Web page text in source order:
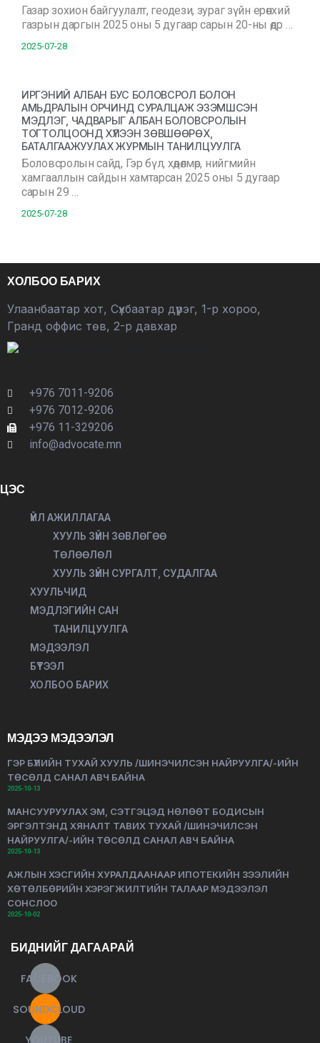
Газар зохион байгуулалт, геодези, зураг зүйн ерөнхий
газрын даргын 2025 оны 5 дугаар сарын 20-ны өдр …
2025-07-28
ИРГЭНИЙ АЛБАН БУС БОЛОВСРОЛ БОЛОН
АМЬДРАЛЫН ОРЧИНД СУРАЛЦАЖ ЭЗЭМШСЭН
МЭДЛЭГ, ЧАДВАРЫГ АЛБАН БОЛОВСРОЛЫН
ТОГТОЛЦООНД ХҮЛЭЭН ЗӨВШӨӨРӨХ,
БАТАЛГААЖУУЛАХ ЖУРМЫН ТАНИЛЦУУЛГА
Боловсролын сайд, Гэр бүл, хөдөлмөр, нийгмийн
хамгааллын сайдын хамтарсан 2025 оны 5 дугаар
сарын 29 …
2025-07-28
ХОЛБОО БАРИХ
Улаанбаатар хот, Сүхбаатар дүүрэг, 1-р хороо,
Гранд оффис төв, 2-р давхар
+976 7011-9206
+976 7012-9206
+976 11-329206
info@advocate.mn
ЦЭС
ҮЙЛ АЖИЛЛАГАА
ХУУЛЬ ЗҮЙН ЗӨВЛӨГӨӨ
ТӨЛӨӨЛӨЛ
ХУУЛЬ ЗҮЙН СУРГАЛТ, СУДАЛГАА
ХУУЛЬЧИД
МЭДЛЭГИЙН САН
ТАНИЛЦУУЛГА
МЭДЭЭЛЭЛ
БҮТЭЭЛ
ХОЛБОО БАРИХ
МЭДЭЭ МЭДЭЭЛЭЛ
ГЭР БҮЛИЙН ТУХАЙ ХУУЛЬ /ШИНЭЧИЛСЭН НАЙРУУЛГА/-ИЙН
ТӨСӨЛД САНАЛ АВЧ БАЙНА
2025-10-13
МАНСУУРУУЛАХ ЭМ, СЭТГЭЦЭД НӨЛӨӨТ БОДИСЫН
ЭРГЭЛТЭНД ХЯНАЛТ ТАВИХ ТУХАЙ /ШИНЭЧИЛСЭН
НАЙРУУЛГА/-ИЙН ТӨСӨЛД САНАЛ АВЧ БАЙНА
2025-10-13
АЖЛЫН ХЭСГИЙН ХУРАЛДААНААР ИПОТЕКИЙН ЗЭЭЛИЙН
ХӨТӨЛБӨРИЙН ХЭРЭГЖИЛТИЙН ТАЛААР МЭДЭЭЛЭЛ
СОНСЛОО
2025-10-02
БИДНИЙГ ДАГААРАЙ
FACEBOOK
SOUNDCLOUD
YOUTUBE